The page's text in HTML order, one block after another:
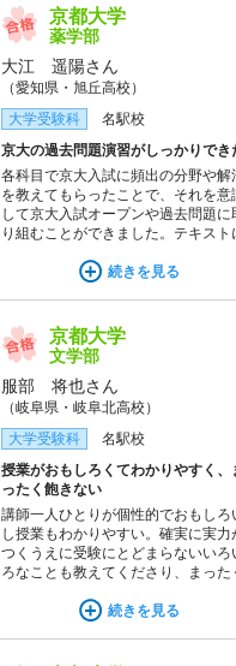
るので、河合塾に入ってから比較的早
い段階で学力の伸びを感じることがで
きました。
京都大学
薬学部
大江 遥陽さん
（愛知県・旭丘高校）
大学受験科
名駅校
京大の過去問題演習がしっかりでき
各科目で京大入試に頻出の分野や解
を教えてもらったことで、それを意
して京大入試オープンや過去問題に
り組むことができました。テキスト
では時間がなくてなかなか取り組めな
続きを見る
京都大学
文学部
服部 将也さん
（岐阜県・岐阜北高校）
大学受験科
名駅校
授業がおもしろくてわかりやすく、
ったく飽きない
講師一人ひとりが個性的でおもしろ
し授業もわかりやすい。確実に実力
つくうえに受験にとどまらないいろ
ろなことも教えてくださり、まった
結構あるので予習・復習だけでもかな
続きを見る